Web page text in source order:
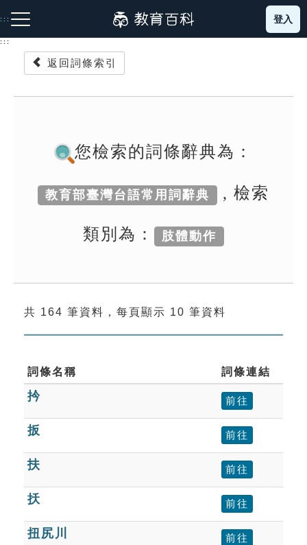
到
主
:::
成語故事
索引選單
單字索引
生命大百科索引
遊戲專區
教學應用
貓頭鷹博士
登入
:::
返回詞條索引
您檢索的詞條辭典為：
教育部臺灣台語常用詞辭典 , 檢索
類別為： 肢體動作
共 164 筆資料，每頁顯示 10 筆資料
詞條名稱 詞條連結
扲 前往
扳 前往
扶 前往
扷 前往
扭尻川 前往